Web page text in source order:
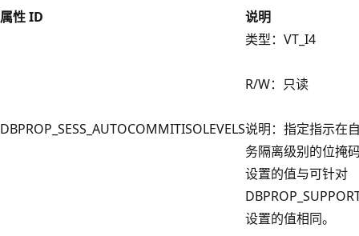
属性 ID
说明
DBPROP_SESS_AUTOCOMMITISOLEVELS
类型：VT_I4
R/W：只读
说明：指定指示在
务隔离级别的位掩
设置的值与可针对
设置的值相同。